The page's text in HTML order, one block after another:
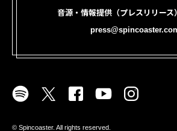
音源・情報提供（プレスリリース
©︎ Spincoaster. All rights reserved.